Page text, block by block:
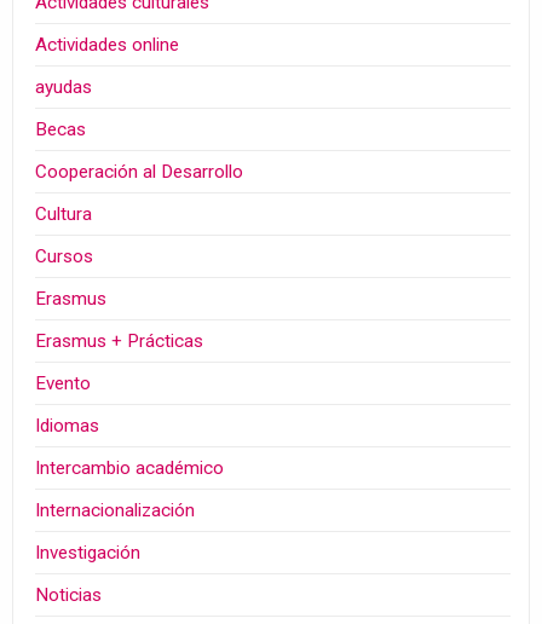
Actividades online
ayudas
Becas
Cooperación al Desarrollo
Cultura
Cursos
Erasmus
Erasmus + Prácticas
Evento
Idiomas
Intercambio académico
Internacionalización
Investigación
Noticias